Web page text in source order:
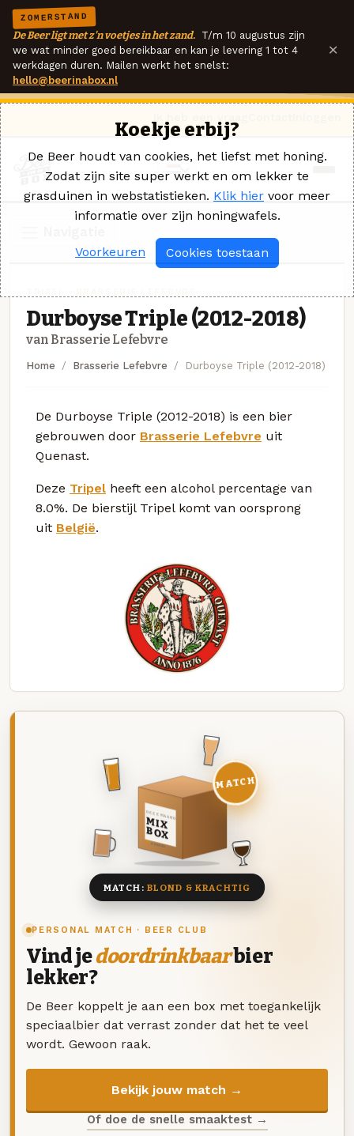
ZOMERSTAND
De Beer ligt met z'n voetjes in het zand. T/m 10 augustus zijn
we wat minder goed bereikbaar en kan je levering 1 tot 4
werkdagen duren. Mailen werkt het snelst:
hello@beerinabox.nl
×
Durboyse Triple (2012-2018)
van Brasserie Lefebvre
Home Brasserie Lefebvre Durboyse Triple (2012-2018)
De Durboyse Triple (2012-2018) is een bier
gebrouwen door Brasserie Lefebvre uit
Quenast.
Deze Tripel heeft een alcohol percentage van
8.0%. De bierstijl Tripel komt van oorsprong
uit België.
PERSONAL MATCH · BEER CLUB
Vind jedoordrinkbaarbier
lekker?
De Beer koppelt je aan een box met toegankelijk
speciaalbier dat verrast zonder dat het te veel
wordt. Gewoon raak.
Bekijk jouw match →
Of doe de snelle smaaktest →
DEZE MAAND
MIX
BOX
8 BIEREN
MATCH
MATCH: BLOND & KRACHTIG
Koekje erbij?
De Beer houdt van cookies, het liefst met honing.
Zodat zijn site super werkt en om lekker te
grasduinen in webstatistieken. Klik hier voor meer
informatie over zijn honingwafels.
Voorkeuren Cookies toestaan